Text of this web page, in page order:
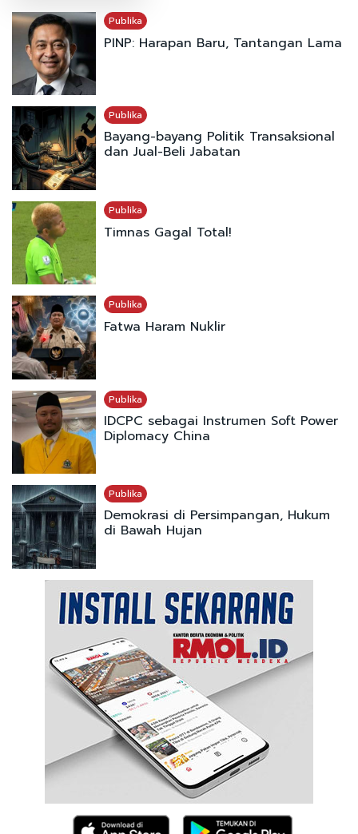
Publika
PINP: Harapan Baru, Tantangan Lama
Publika
Bayang-bayang Politik Transaksional
dan Jual-Beli Jabatan
Publika
Timnas Gagal Total!
Publika
Fatwa Haram Nuklir
Publika
IDCPC sebagai Instrumen Soft Power
Diplomacy China
Publika
Demokrasi di Persimpangan, Hukum
di Bawah Hujan